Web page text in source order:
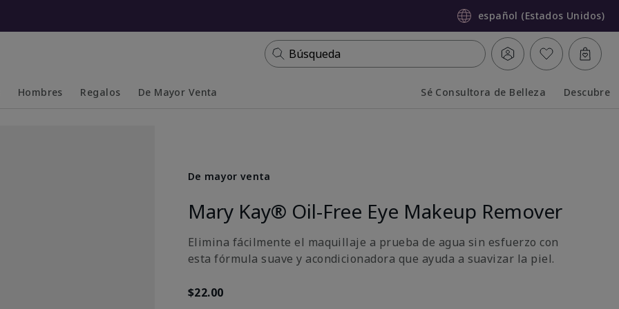
español (Estados Unidos)
Búsqueda
Hombres Regalos De Mayor Venta Sé Consultora de Belleza Descubre
De mayor venta
Mary Kay® Oil-Free Eye Makeup Remover
Elimina fácilmente el maquillaje a prueba de agua sin esfuerzo con
esta fórmula suave y acondicionadora que ayuda a suavizar la piel.
$22.00